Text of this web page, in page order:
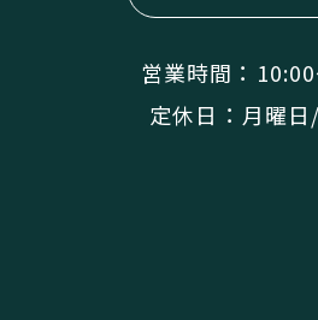
営業時間：
定休日：月曜日